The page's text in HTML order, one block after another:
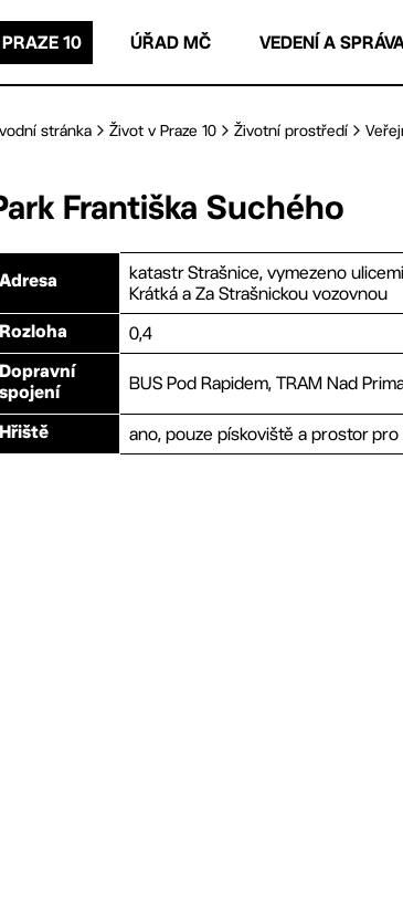
10 ÚŘAD MČ VEDENÍ A
stránka Život v Praze 10 Životní prostředí
Františka Suchého
Adresa
katastr Strašnice, vymezeno
Krátká a Za Strašnickou vozovnou
Rozloha 0,4
Dopravní
spojení
BUS Pod Rapidem, TRAM Nad
Hřiště ano, pouze pískoviště a prostor